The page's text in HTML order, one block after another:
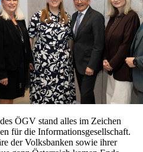
ÖGV stand alles im Zeichen
für die Informationsgesellschaft.
der Volksbanken sowie ihrer